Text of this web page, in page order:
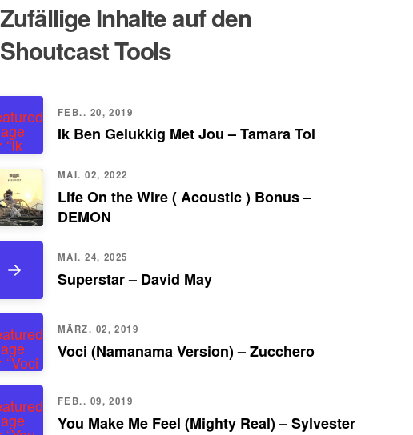
Zufällige Inhalte auf den
Shoutcast Tools
FEB.. 20, 2019
Ik Ben Gelukkig Met Jou – Tamara Tol
MAI. 02, 2022
Life On the Wire ( Acoustic ) Bonus –
DEMON
MAI. 24, 2025
Superstar – David May
MÄRZ. 02, 2019
Voci (Namanama Version) – Zucchero
FEB.. 09, 2019
You Make Me Feel (Mighty Real) – Sylvester